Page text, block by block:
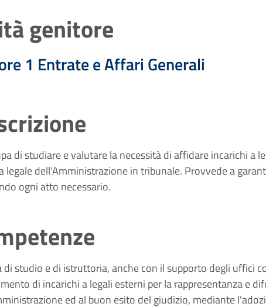
genitore
1 Entrate e Affari Generali
di studiare e valutare la necessità di affidare incarichi a
legale dell'Amministrazione in tribunale. Provvede a
ogni atto necessario.
studio e di istruttoria, anche con il supporto degli uffici
di incarichi a legali esterni per la rappresentanza e
ed al buon esito del giudizio, mediante